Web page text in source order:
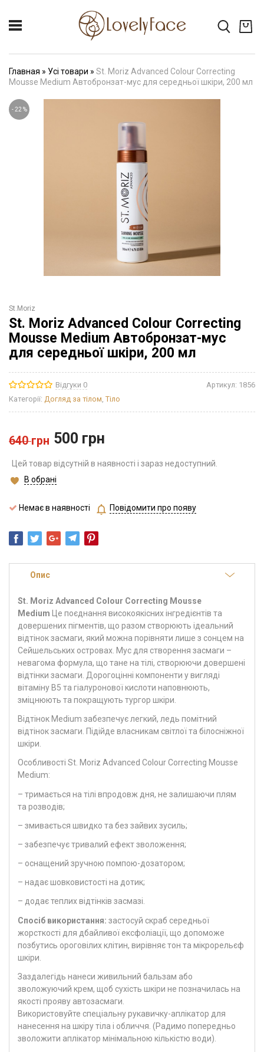
Главная » Усі товари » St. Moriz Advanced Colour Correcting
Mousse Medium Автобронзат-мус для середньої шкіри, 200 мл
-22 %
St.Moriz
St. Moriz Advanced Colour Correcting
Mousse Medium Автобронзат-мус
для середньої шкіри, 200 мл
Відгуки 0 Артикул: 1856
Категорії: Догляд за тілом, Тіло
640грн 500 грн
Цей товар відсутній в наявності і зараз недоступний.
В обрані
Немає в наявності Повідомити про появу
Опис
St. Moriz Advanced Colour Correcting Mousse
Medium
Це поєднання високоякісних інгредієнтів та
довершених пігментів, що разом створюють ідеальний
відтінок засмаги, який можна порівняти лише з сонцем на
Сейшельських островах. Мус для створення засмаги –
невагома формула, що тане на тілі, створюючи довершені
відтінки засмаги. Дорогоцінні компоненти у вигляді
вітаміну В5 та гіалуронової кислоти наповнюють,
зміцнюють та покращують тургор шкіри.
Відтінок Medium забезпечує легкий, ледь помітний
відтінок засмаги. Підійде власникам світлої та білосніжної
шкіри.
Особливості St. Moriz Advanced Colour Correcting Mousse
Medium:
– тримається на тілі впродовж дня, не залишаючи плям
та розводів;
– змивається швидко та без зайвих зусиль;
– забезпечує тривалий ефект зволоження;
– оснащений зручною помпою-дозатором;
– надає шовковистості на дотик;
– додає теплих відтінків засмазі.
Спосіб використання: застосуй скраб середньої
жорсткості для дбайливої ексфоліації, що допоможе
позбутись ороговілих клітин, вирівняє тон та мікрорельєф
шкіри.
Заздалегідь нанеси живильний бальзам або
зволожуючий крем, щоб сухість шкіри не позначилась на
якості прояву автозасмаги.
Використовуйте спеціальну рукавичку-аплікатор для
нанесення на шкіру тіла і обличчя. (Радимо попередньо
зволожити аплікатор мінімальною кількістю води).